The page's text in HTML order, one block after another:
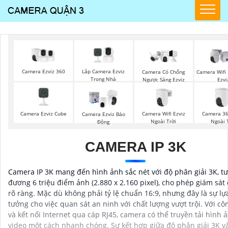
Camera Ezviz 360
Lắp Camera Ezviz
Trong Nhà
Camera Có Chống
Ngược Sáng Ezviz
Camera Wifi
Camera Ezviz Cube
Camera Ezviz Báo
Động
Camera Wifi Ezviz
Ngoài Trời
Camera
Ngoài
CAMERA IP 3K
Camera IP 3K mang đến hình ảnh sắc nét với độ phân giải 3K,
đương 6 triệu điểm ảnh (2.880 x 2.160 pixel), cho phép giám sát
rõ ràng. Mặc dù không phải tỷ lệ chuẩn 16:9, nhưng đây là sự
tưởng cho việc quan sát an ninh với chất lượng vượt trội. Với
và kết nối Internet qua cáp RJ45, camera có thể truyền tải hình
video một cách nhanh chóng. Sự kết hợp giữa độ phân giải 3K